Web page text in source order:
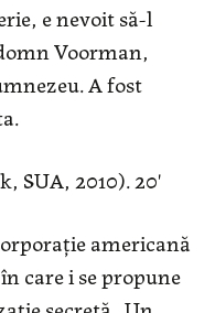
e nevoit să-l
Voorman,
A fost
SUA, 2010). 20'
americană
care i se propune